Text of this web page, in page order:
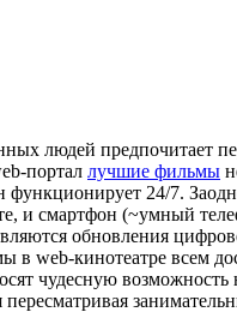
людей предпочитает
портал лучшие фильмы
24/7.
и смартфон (~умный
обновления
web-кинотеатре всем
чудесную